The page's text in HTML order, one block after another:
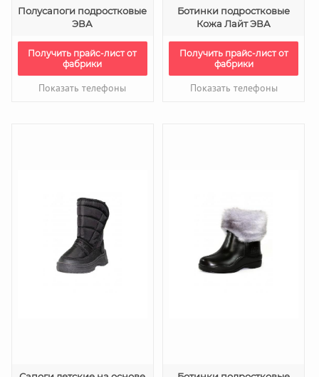
Полусапоги подростковые
ЭВА
Получить прайс-лист от
фабрики
Показать телефоны
Ботинки подростковые
Кожа Лайт ЭВА
Получить прайс-лист от
фабрики
Показать телефоны